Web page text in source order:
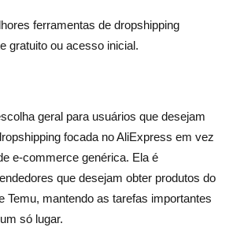
ferramentas de dropshipping
gratuito ou acesso inicial.
geral para usuários que desejam
focada no AliExpress em vez
e-commerce genérica. Ela é
que desejam obter produtos do
Temu, mantendo as tarefas importantes
só lugar.